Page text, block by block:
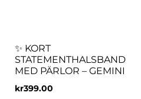
✨ KORT
STATEMENTHALSBAND
MED PÄRLOR – GEMINI
kr399.00